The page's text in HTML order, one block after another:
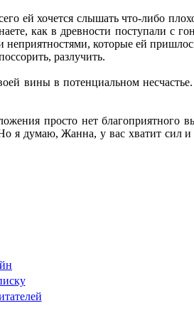
ей хочется слышать что-либо
как в древности поступали с
неприятностями, которые ей
разлучить.
вины в потенциальном
просто нет благоприятного
я думаю, Жанна, у вас хватит